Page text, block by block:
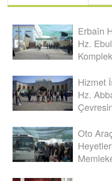
Erbaîn
Hz.
Hizmet
Hz.
Oto